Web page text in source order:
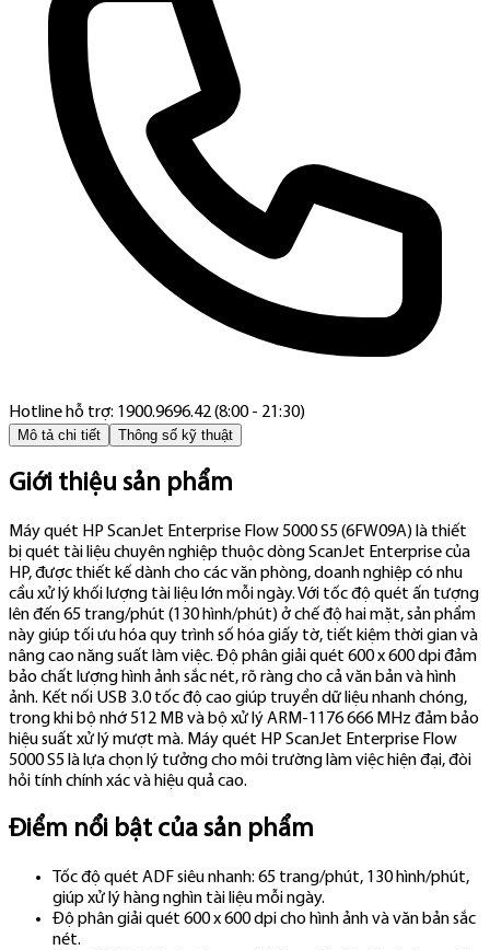
Hotline hỗ trợ: 1900.9696.42 (8:00 - 21:30)
Mô tả chi tiết Thông số kỹ thuật
Giới thiệu sản phẩm
Máy quét HP ScanJet Enterprise Flow 5000 S5 (6FW09A) là thiết
bị quét tài liệu chuyên nghiệp thuộc dòng ScanJet Enterprise của
HP, được thiết kế dành cho các văn phòng, doanh nghiệp có nhu
cầu xử lý khối lượng tài liệu lớn mỗi ngày. Với tốc độ quét ấn tượng
lên đến 65 trang/phút (130 hình/phút) ở chế độ hai mặt, sản phẩm
này giúp tối ưu hóa quy trình số hóa giấy tờ, tiết kiệm thời gian và
nâng cao năng suất làm việc. Độ phân giải quét 600 x 600 dpi đảm
bảo chất lượng hình ảnh sắc nét, rõ ràng cho cả văn bản và hình
ảnh. Kết nối USB 3.0 tốc độ cao giúp truyền dữ liệu nhanh chóng,
trong khi bộ nhớ 512 MB và bộ xử lý ARM-1176 666 MHz đảm bảo
hiệu suất xử lý mượt mà. Máy quét HP ScanJet Enterprise Flow
5000 S5 là lựa chọn lý tưởng cho môi trường làm việc hiện đại, đòi
hỏi tính chính xác và hiệu quả cao.
Điểm nổi bật của sản phẩm
Tốc độ quét ADF siêu nhanh: 65 trang/phút, 130 hình/phút,
giúp xử lý hàng nghìn tài liệu mỗi ngày.
Độ phân giải quét 600 x 600 dpi cho hình ảnh và văn bản sắc
nét.